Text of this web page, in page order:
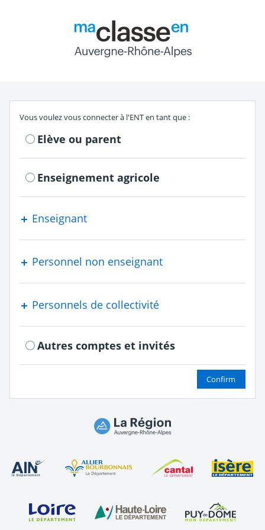
S'authentifier en tant que
Vous voulez vous connecter à l'ENT en tant que :
Elève ou parent
Enseignement agricole
Enseignant
Personnel non enseignant
Personnels de collectivité
Autres comptes et invités